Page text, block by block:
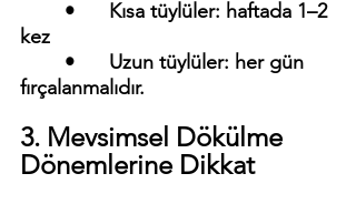
kez
fırçalanmalıdır.
3. Mevsimsel Dökülme
Dönemlerine Dikkat